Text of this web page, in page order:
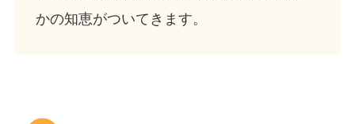
かの知恵がついてきます。